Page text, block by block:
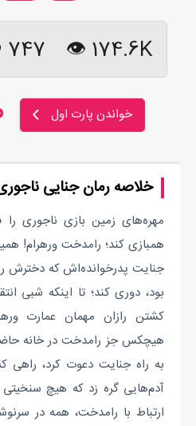
174.6K 👁
747
خواندن پارت اول
خلاصه رمان جنایی
مهره‌های زمین بازی ناجوری
همبازی کند؛ رامدخت ورهرام!
جنایت پدرخوانده‌اش که دخترش
بود، دوری کند؛ تا اینکه شبی
کشتن رازان مهمان عمارت
هیچکس جز رامدخت در خانه
به راه جنایت دعوت کرد، راهی
آدم‌هایی گره زد که هیچ سنخیتی
ارتباط با رامدخت، همه در